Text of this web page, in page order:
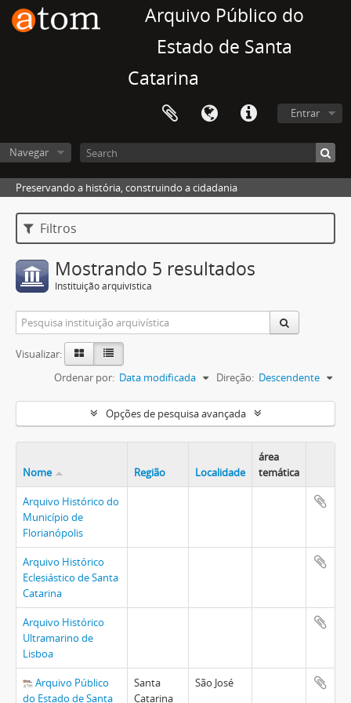
Arquivo Público do
Estado de Santa
Catarina
Entrar
Navegar
Preservando a história, construindo a cidadania
Filtros
Mostrando 5 resultados
Instituição arquivística
Visualizar:
Ordenar por: Data modificada Direção: Descendente
Opções de pesquisa avançada
Nome Região Localidade
área
temática
Arquivo Histórico do
Município de
Florianópolis
Arquivo Histórico
Eclesiástico de Santa
Catarina
Arquivo Histórico
Ultramarino de
Lisboa
Arquivo Público
do Estado de Santa
Santa
Catarina
São José